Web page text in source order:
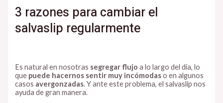
3 razones para cambiar el
salvaslip regularmente
Es natural en nosotras segregar flujo a lo largo del día, lo
que puede hacernos sentir muy incómodaso en algunos
casos avergonzadas. Y ante este problema, el salvaslip nos
ayuda de gran manera.